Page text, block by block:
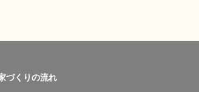
づくりの流れ